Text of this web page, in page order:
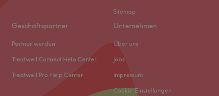
Sitemap
Geschäftspartner
Partner werden
Treatwell Connect Help Center
Treatwell Pro Help Center
Unternehmen
Über uns
Jobs
Impressum
Cookie-Einstellungen